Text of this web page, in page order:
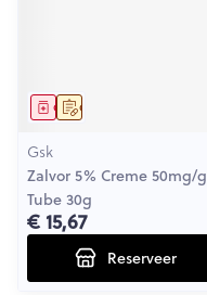
Op voorschrift
Geneesmiddel
Gsk
Zalvor 5% Creme 50mg/g
Tube 30g
€ 15,67
Reserveer